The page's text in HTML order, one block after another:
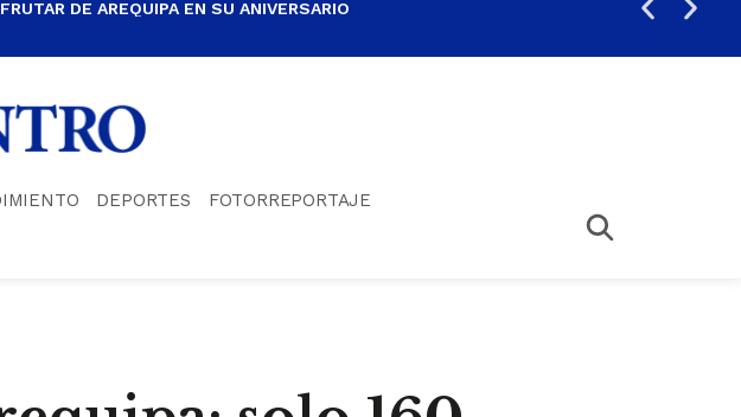
DE AREQUIPA EN SU ANIVERSARIO
DEPORTES FOTORREPORTAJE